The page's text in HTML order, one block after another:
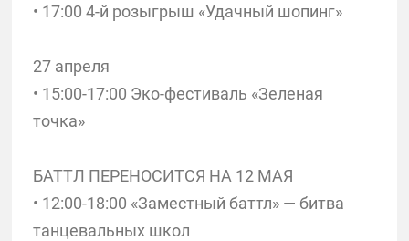
• 17:00 4-й розыгрыш «Удачный шопинг»
27 апреля
• 15:00-17:00 Эко-фестиваль «Зеленая
точка»
БАТТЛ ПЕРЕНОСИТСЯ НА 12 МАЯ
• 12:00-18:00 «Заместный баттл» — битва
танцевальных школ